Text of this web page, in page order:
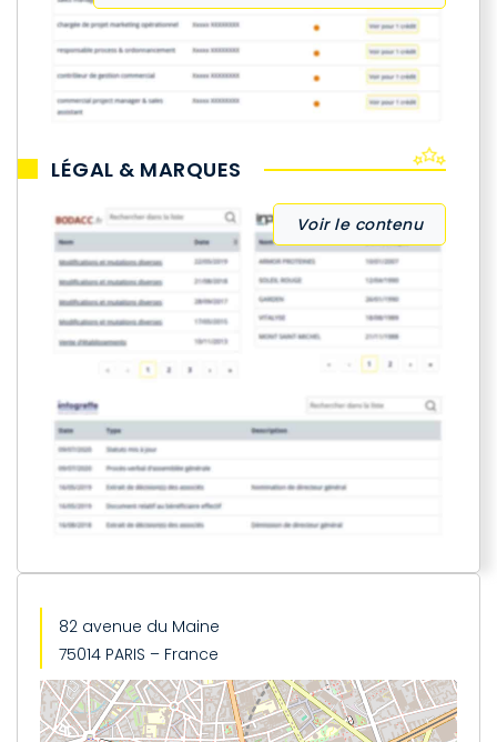
LÉGAL & MARQUES
Voir le contenu
82 avenue du Maine
75014 PARIS – France